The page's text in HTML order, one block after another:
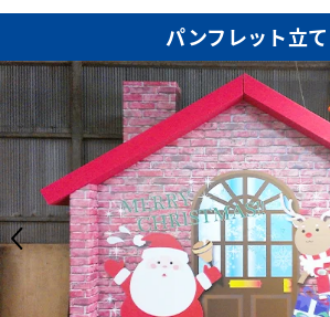
パンフレット立て